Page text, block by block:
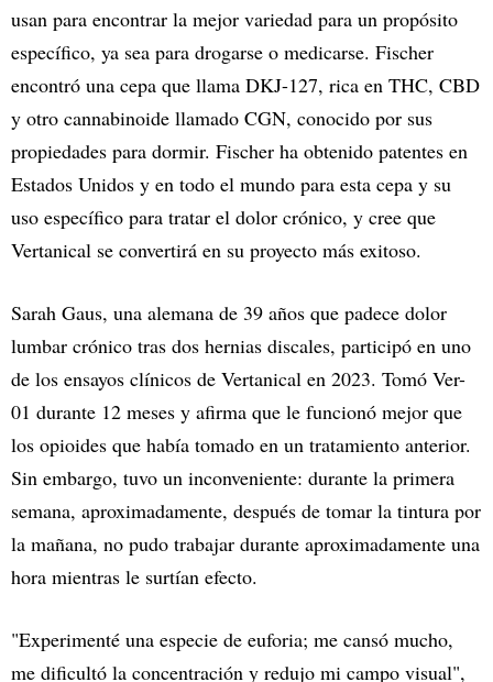
usan para encontrar la mejor variedad para un propósito
específico, ya sea para drogarse o medicarse. Fischer
encontró una cepa que llama DKJ-127, rica en THC, CBD
y otro cannabinoide llamado CGN, conocido por sus
propiedades para dormir. Fischer ha obtenido patentes en
Estados Unidos y en todo el mundo para esta cepa y su
uso específico para tratar el dolor crónico, y cree que
Vertanical se convertirá en su proyecto más exitoso.
Sarah Gaus, una alemana de 39 años que padece dolor
lumbar crónico tras dos hernias discales, participó en uno
de los ensayos clínicos de Vertanical en 2023. Tomó Ver-
01 durante 12 meses y afirma que le funcionó mejor que
los opioides que había tomado en un tratamiento anterior.
Sin embargo, tuvo un inconveniente: durante la primera
semana, aproximadamente, después de tomar la tintura por
la mañana, no pudo trabajar durante aproximadamente una
hora mientras le surtían efecto.
"Experimenté una especie de euforia; me cansó mucho,
me dificultó la concentración y redujo mi campo visual",